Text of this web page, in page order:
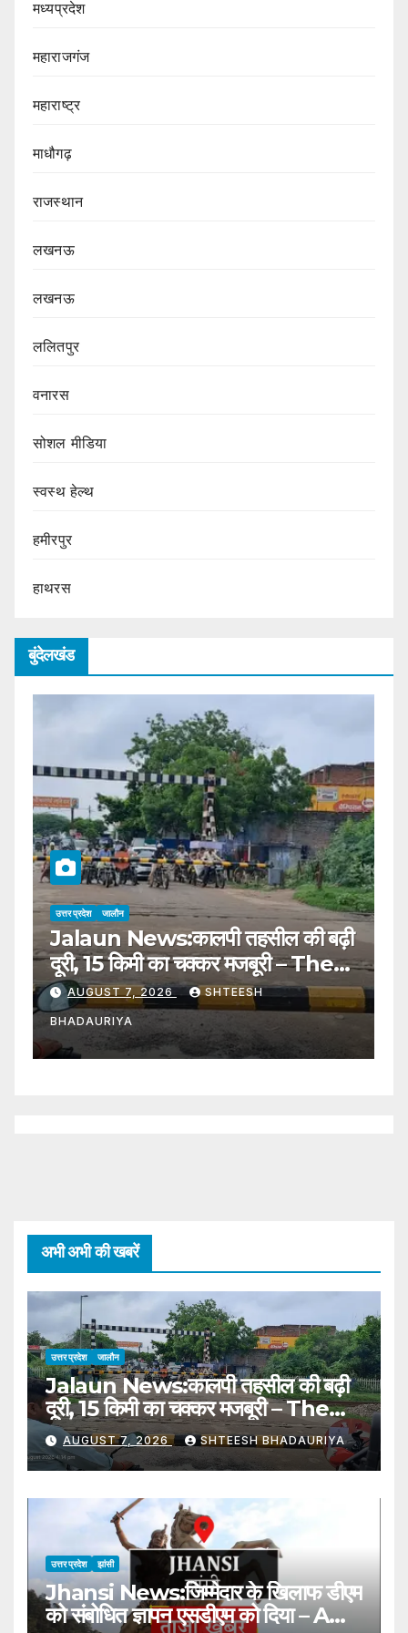
मध्यप्रदेश
महाराजगंज
महाराष्ट्र
माधौगढ़
राजस्थान
लखनऊ
लखनऊ
ललितपुर
वनारस
सोशल मीडिया
स्वस्थ हेल्थ
हमीरपुर
हाथरस
बुंदेलखंड
उत्तर प्रदेश जालौन
Jalaun News:कालपी तहसील की बढ़ी
दूरी, 15 किमी का चक्कर मजबूरी – The
Distance To Kalpi Tehsil Has
Increased, Forcing A 15 Km
Detour
AUGUST 7, 2026 SHTEESH
BHADAURIYA
अभी अभी की खबरें
उत्तर प्रदेश जालौन
Jalaun News:कालपी तहसील की बढ़ी
दूरी, 15 किमी का चक्कर मजबूरी – The
Distance To Kalpi Tehsil Has
Increased, Forcing A 15 Km
Detour
AUGUST 7, 2026 SHTEESH BHADAURIYA
उत्तर प्रदेश झांसी
Jhansi News:जिम्मेदार के खिलाफ डीएम
को संबोधित ज्ञापन एसडीएम को दिया – A